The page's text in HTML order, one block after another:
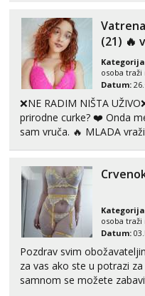
Anita
064/677-677
tel:0,93€ -
Zara
Čekam tvoj
Tel:064/677-677
tel:0,93€ -
Anđela
Čekam tvoj poziv!
064/677-677
tel:0,93€ -
Mira
Čekam tvoj
(21) ‎️‍🔥
ZABAVA
osoba
Datum:
❌NE RADIM NIŠTA UŽIVO❌ Voliš
prirodne curke? ❤️ Onda
sam vruča.‎ ️‍🔥 MLADA
možeš pranaći nešto po
kolegica...
osoba
Datum:
Pozdrav svim
za vas ako ste u potrazi
samnom se možete